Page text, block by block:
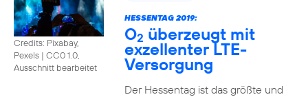
Credits: Pixabay,
Pexels | CC0 1.0,
Ausschnitt bearbeitet
HESSENTAG 2019:
O2 überzeugt mit
exzellenter LTE-
Versorgung
Der Hessentag ist das größte und